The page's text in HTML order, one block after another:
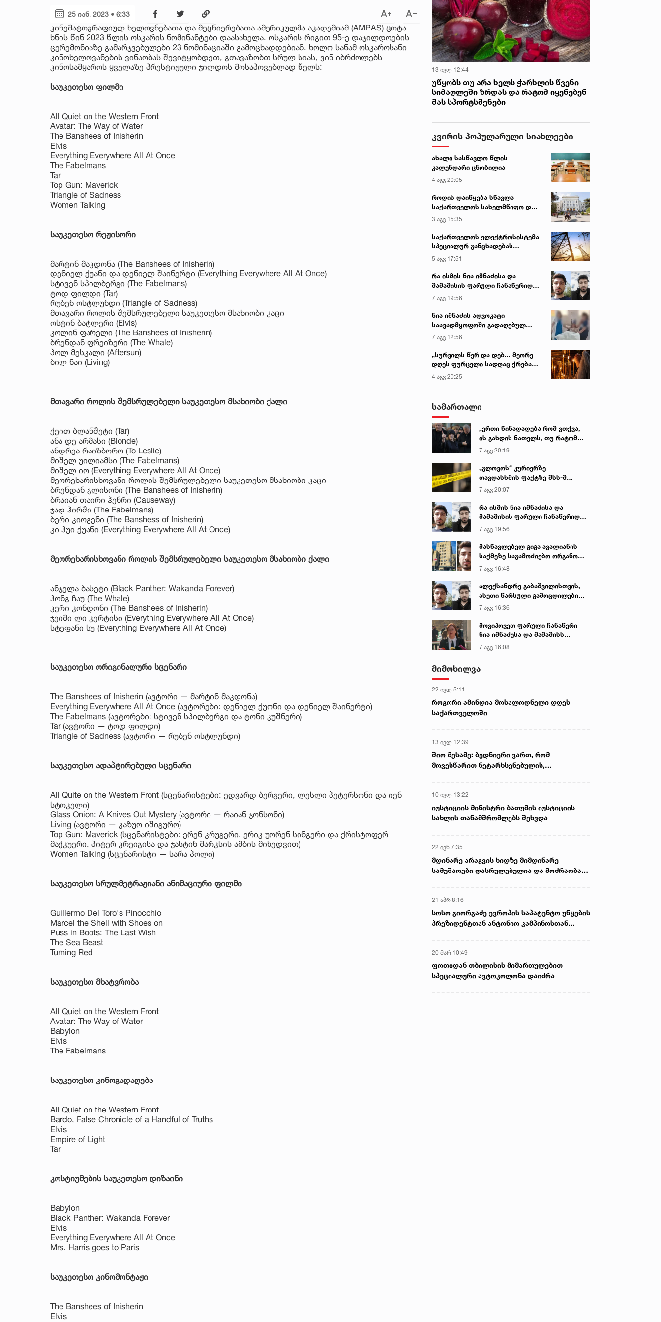
25 იან. 2023 • 6:33
კინემატოგრაფიულ ხელოვნებათა და მეცნიერებათა ამერიკულმა აკადემიამ (AMPAS) ცოტა
ხნის წინ 2023 წლის ოსკარის ნომინანტები დაასახელა. ოსკარის რიგით 95-ე დაჯილდოების
ცერემონიაზე გამარჯვებულები 23 ნომინაციაში გამოცხადდებიან. ხოლო სანამ ოსკაროსანი
კინოხელოვანების ვინაობას შევიტყობდეთ, გთავაზობთ სრულ სიას, ვინ იბრძოლებს
კინოსამყაროს ყველაზე პრესტიჟული ჯილდოს მოსაპოვებლად წელს:
საუკეთესო ფილმი
All Quiet on the Western Front
Avatar: The Way of Water
The Banshees of Inisherin
Elvis
Everything Everywhere All At Once
The Fabelmans
Tar
Top Gun: Maverick
Triangle of Sadness
Women Talking
საუკეთესო რეჟისორი
მარტინ მაკდონა (The Banshees of Inisherin)
დენიელ ქუანი და დენიელ შაინერტი (Everything Everywhere All At Once)
სტივენ სპილბერგი (The Fabelmans)
ტოდ ფილდი (Tar)
რუბენ ოსტლუნდი (Triangle of Sadness)
მთავარი როლის შემსრულებელი საუკეთესო მსახიობი კაცი
ოსტინ ბატლერი (Elvis)
კოლინ ფარელი (The Banshees of Inisherin)
ბრენდან ფრეიზერი (The Whale)
პოლ მესკალი (Aftersun)
ბილ ნაი (Living)
მთავარი როლის შემსრულებელი საუკეთესო მსახიობი ქალი
ქეით ბლანშეტი (Tar)
ანა დე არმასი (Blonde)
ანდრეა რაიზბორო (To Leslie)
მიშელ უილიამსი (The Fabelmans)
მიშელ იო (Everything Everywhere All At Once)
მეორეხარისხოვანი როლის შემსრულებელი საუკეთესო მსახიობი კაცი
ბრენდან გლისონი (The Banshees of Inisherin)
ბრაიან თაირი ჰენრი (Causeway)
ჯად ჰირში (The Fabelmans)
ბერი კიოგენი (The Banshess of Inisherin)
კი ჰუი ქუანი (Everything Everywhere All At Once)
მეორეხარისხოვანი როლის შემსრულებელი საუკეთესო მსახიობი ქალი
ანჯელა ბასეტი (Black Panther: Wakanda Forever)
ჰონგ ჩაუ (The Whale)
კერი კონდონი (The Banshees of Inisherin)
ჯეიმი ლი კერტისი (Everything Everywhere All At Once)
სტეფანი სუ (Everything Everywhere All At Once)
საუკეთესო ორიგინალური სცენარი
The Banshees of Inisherin (ავტორი — მარტინ მაკდონა)
Everything Everywhere All At Once (ავტორები: დენიელ ქუონი და დენიელ შაინერტი)
The Fabelmans (ავტორები: სტივენ სპილბერგი და ტონი კუშნერი)
Tar (ავტორი — ტოდ ფილდი)
Triangle of Sadness (ავტორი — რუბენ ოსტლუნდი)
საუკეთესო ადაპტირებული სცენარი
All Quite on the Western Front (სცენარისტები: ედვარდ ბერგერი, ლესლი პეტერსონი და იენ
სტოკელი)
Glass Onion: A Knives Out Mystery (ავტორი — რაიან ჯონსონი)
Living (ავტორი — კაზუო იშიგურო)
Top Gun: Maverick (სცენარისტები: ერენ კრუგერი, ერიკ უორენ სინგერი და ქრისტოფერ
მაქკუერი. პიტერ კრეიგისა და ჯასტინ მარკსის ამბის მიხედვით)
Women Talking (სცენარისტი — სარა პოლი)
საუკეთესო სრულმეტრაჟიანი ანიმაციური ფილმი
Guillermo Del Toro's Pinocchio
Marcel the Shell with Shoes on
Puss in Boots: The Last Wish
The Sea Beast
Turning Red
საუკეთესო მხატვრობა
All Quiet on the Western Front
Avatar: The Way of Water
Babylon
Elvis
The Fabelmans
საუკეთესო კინოგადაღება
All Quiet on the Western Front
Bardo, False Chronicle of a Handful of Truths
Elvis
Empire of Light
Tar
კოსტიუმების საუკეთესო დიზაინი
Babylon
Black Panther: Wakanda Forever
Elvis
Everything Everywhere All At Once
Mrs. Harris goes to Paris
საუკეთესო კინომონტაჟი
The Banshees of Inisherin
Elvis
13 ივლ 12:44
უწყობს თუ არა ხელს ჭარხლის წვენი
სიმაღლეში ზრდას და რატომ იყენებენ
მას სპორტსმენები
კვირის პოპულარული სიახლეები
ახალი სასწავლო წლის
კალენდარი ცნობილია
4 აგვ 20:05
როდის დაიწყება სწავლა
საქართველოს სახელმწიფო და
კერძო უნივერსიტეტებში
3 აგვ 15:35
საქართველოს ელექტროსისტემა
სპეციალურ განცხადებას
ავრცელებს
5 აგვ 17:51
რა ისმის ნია იმნაძისა და
მამამისის ფარული ჩანაწერიდან
- გიგა ავალიანის მკვლელობის
საქმე
7 აგვ 19:56
ნია იმნაძის ადვოკატი
საავადმყოფოში გადაღებულ
კადრებს ავრცელებს
7 აგვ 12:56
„სურვილს წერ და დებ... მეორე
დღეს ფურცელი სადღაც ქრება
და სურვილი სრულდება...“ -
სასწაულმოქმედი ტაძარი შიდა
ქართლში
4 აგვ 20:25
სამართალი
„ერთი წინადადება რომ ვთქვა,
ის გახდის ნათელს, თუ რატომ
იყო ნია იმნაძე წამქეზებელი...“ -
გიგა ავალიანის დედა
7 აგვ 20:19
„გლოვოს“ კურიერზე
თავდასხმის ფაქტზე შსს-მ
გამოძიება დაიწყო
7 აგვ 20:07
რა ისმის ნია იმნაძისა და
მამამისის ფარული ჩანაწერიდან
- გიგა ავალიანის მკვლელობის
საქმე
7 აგვ 19:56
მასწავლებელ გიგა ავალიანის
საქმეზე საგამოძიებო ორგანო
დაკავებულ არასრულწლოვნებს -
ნია იმნაძესა და ანასტასია
ბერუაშვილს 30 დღის
განმავლობაში ფარულად
7 აგვ 16:48
ალექსანდრე გაბაშვილისთვის,
ასეთი წარსული გამოცდილების
ადამიანისთვის ინფორმაციის
მიწოდება, რომ მასწავლებელი
სექსუალურად ავიწროებდა,
ფაქტობრივად, წაქეზება იყო -
7 აგვ 16:36
მოვიპოვეთ ფარული ჩანაწერი
ნია იმნაძესა და მამამისს
შორის, განიხილავდნენ, როგორ
ჩაიდინა გაბაშვილმა დანაშაული
არასწორად მოიქცა, თუმცა
ეპოქაში სხვანაირად ხდება -
პროკურორი
7 აგვ 16:08
მიმოხილვა
22 ივლ 5:11
როგორი ამინდია მოსალოდნელი დღეს
საქართველოში
13 ივლ 12:39
შიო მესამე: ბედნიერი ვართ, რომ
მოვესწარით ნეტარხსენებულის,
10 ივლ 13:22
იუსტიციის მინისტრი ბათუმის იუსტიციის
სახლის თანამშრომლებს შეხვდა
22 ივნ 7:35
მდინარე არაგვის ხიდზე მიმდინარე
სამუშაოები დასრულებულია და მოძრაობა
21 აპრ 8:16
სოსო გიორგაძე ევროპის საპატენტო უწყების
პრეზიდენტთან ანტონიო კამპინოსთან
20 მარ 10:49
ფოთიდან თბილისის მიმართულებით
სპეციალური ავტოკოლონა დაიძრა